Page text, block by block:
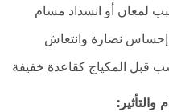
لمعان أو انسداد مسام
إحساس نضارة وانتعاش
قبل المكياج كقاعدة خفيفة
والتأثير: